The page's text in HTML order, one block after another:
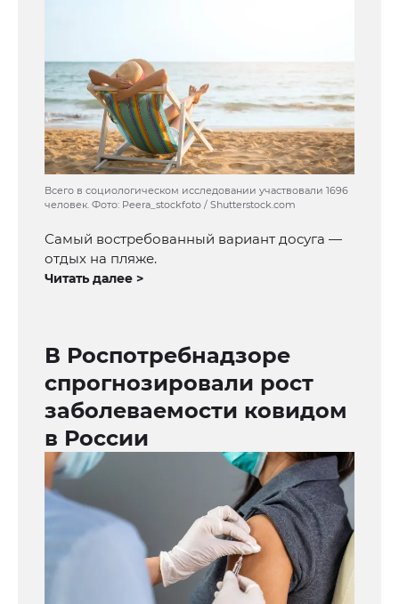
Всего в социологическом исследовании участвовали 1696
человек. Фото: Peera_stockfoto / Shutterstock.com
Самый востребованный вариант досуга —
отдых на пляже.
Читать далее >
В Роспотребнадзоре
спрогнозировали рост
заболеваемости ковидом
в России